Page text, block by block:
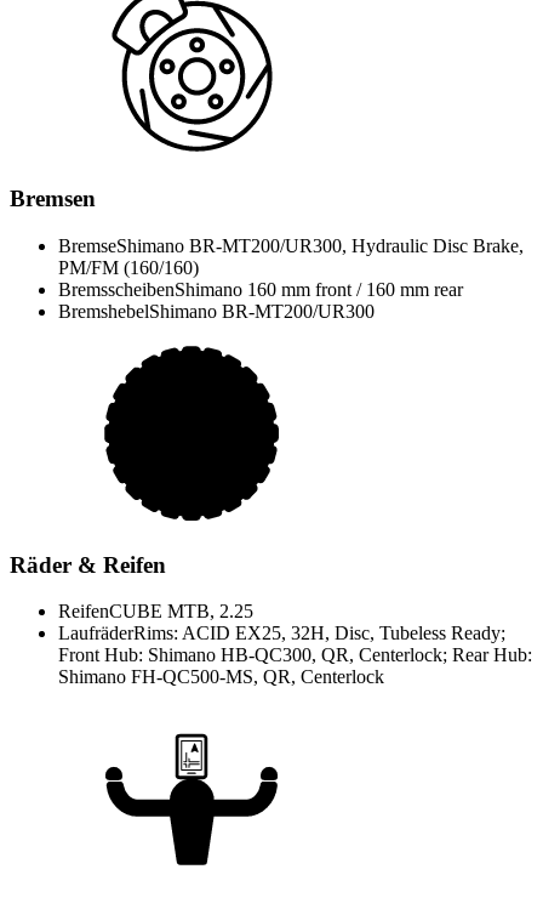
Bremsen
BremseShimano BR-MT200/UR300, Hydraulic Disc Brake,
PM/FM (160/160)
BremsscheibenShimano 160 mm front / 160 mm rear
BremshebelShimano BR-MT200/UR300
Räder & Reifen
ReifenCUBE MTB, 2.25
LaufräderRims: ACID EX25, 32H, Disc, Tubeless Ready;
Front Hub: Shimano HB-QC300, QR, Centerlock; Rear Hub:
Shimano FH-QC500-MS, QR, Centerlock